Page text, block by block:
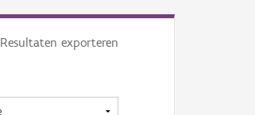
Resultaten exporteren